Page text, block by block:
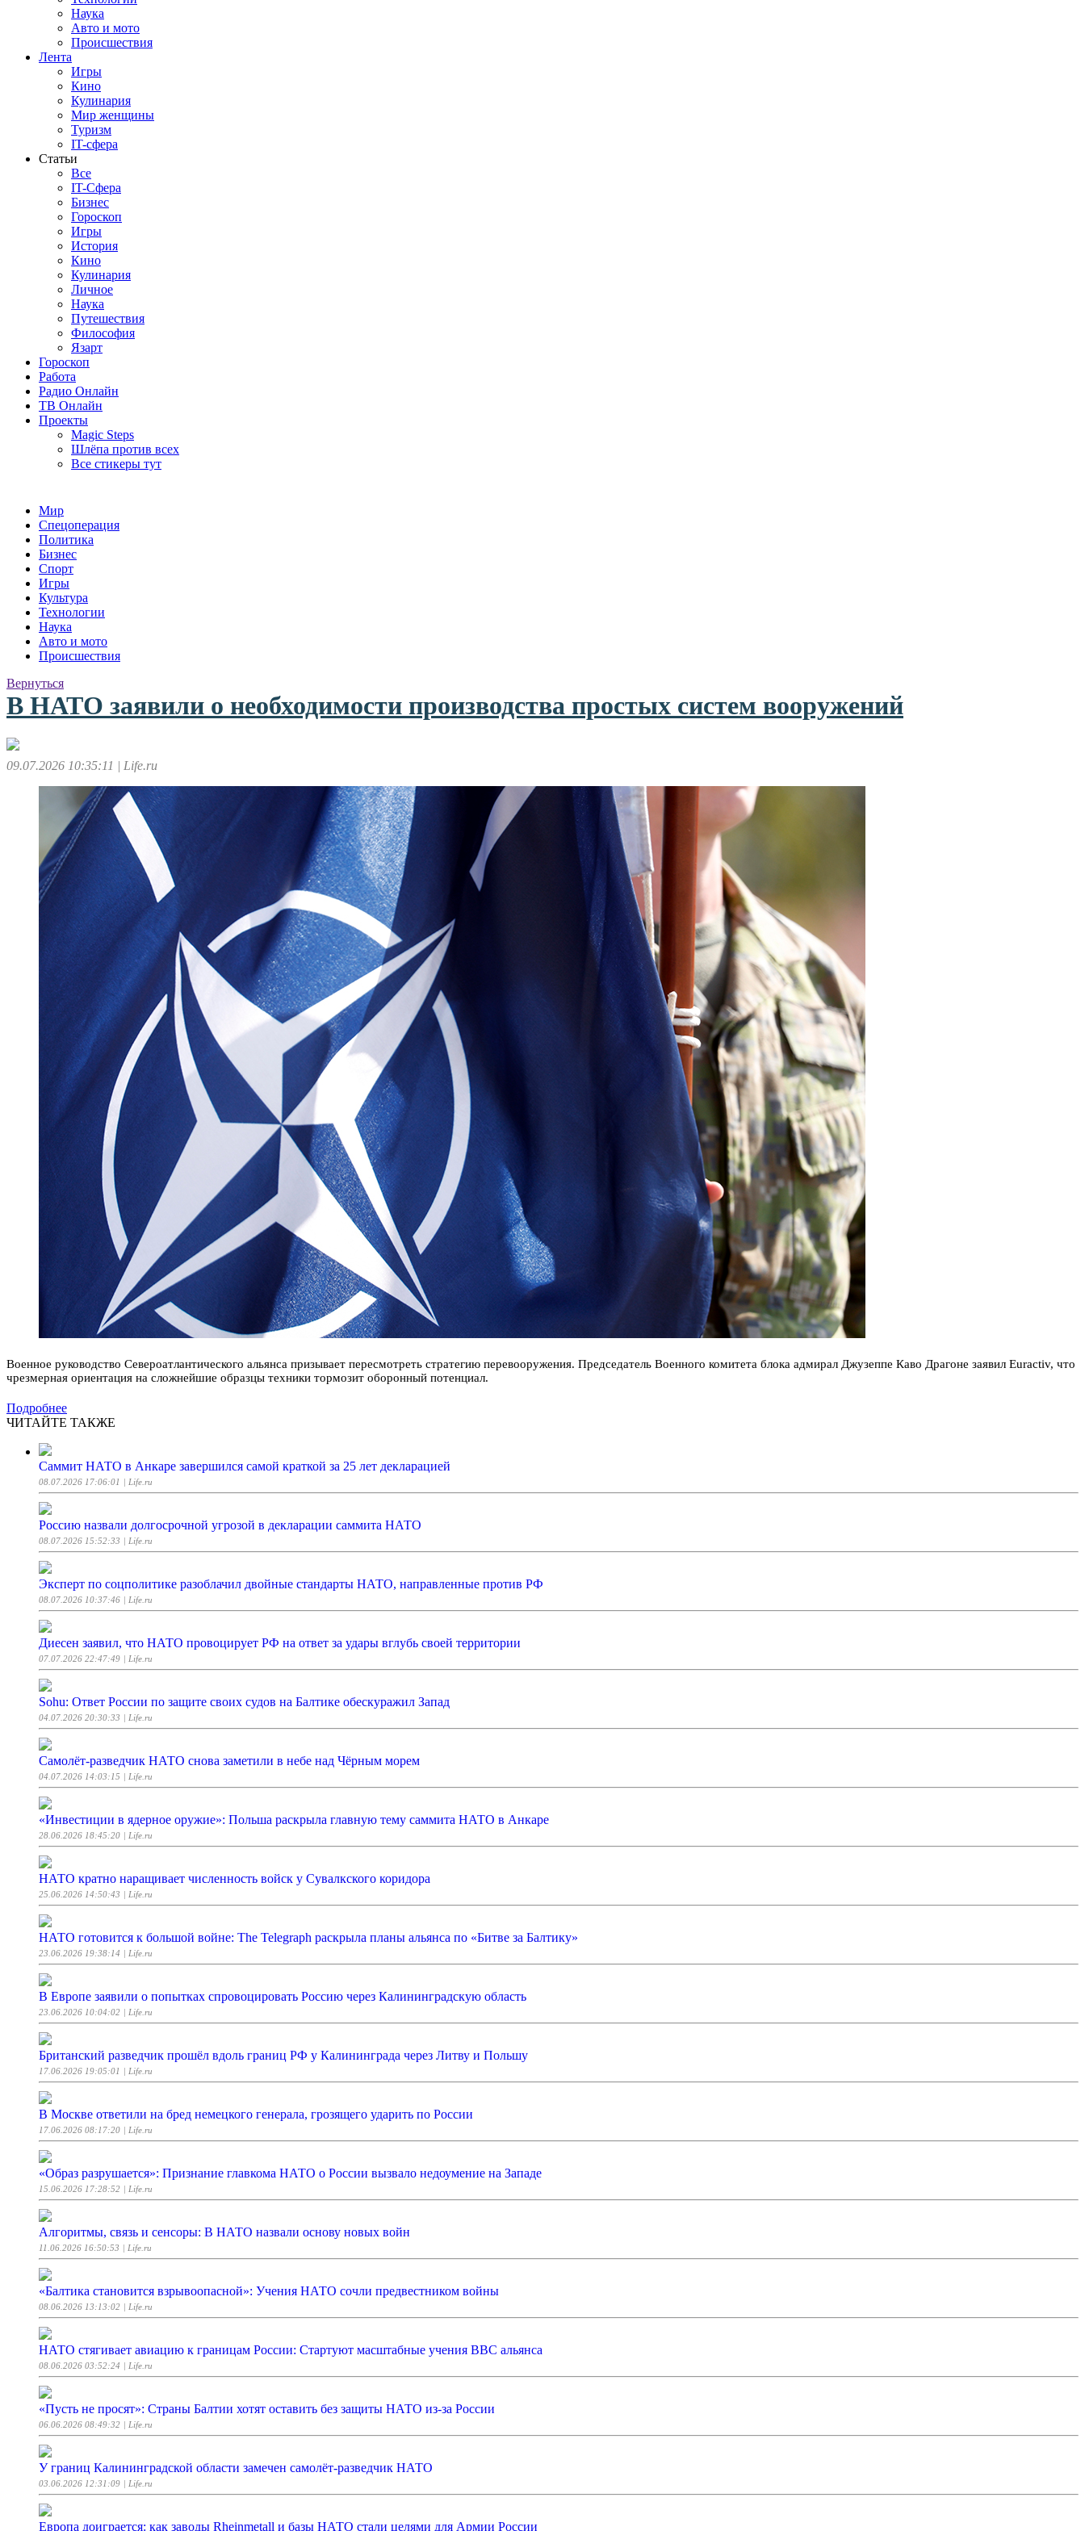
Наука
Авто и мото
Происшествия
Лента
Игры
Кино
Кулинария
Мир женщины
Туризм
IT-сфера
Статьи
Все
IT-Сфера
Бизнес
Гороскоп
Игры
История
Кино
Кулинария
Личное
Наука
Путешествия
Философия
Язарт
Гороскоп
Работа
Радио Онлайн
ТВ Онлайн
Проекты
Magic Steps
Шлёпа против всех
Все стикеры тут
Мир
Спецоперация
Политика
Бизнес
Спорт
Игры
Культура
Технологии
Наука
Авто и мото
Происшествия
Вернуться
В НАТО заявили о необходимости производства простых систем вооружений
09.07.2026 10:35:11 | Life.ru
Военное руководство Североатлантического альянса призывает пересмотреть стратегию перевооружения. Председатель Военного комитета блока адмирал Джузеппе Каво Драгоне заявил Euractiv, что
чрезмерная ориентация на сложнейшие образцы техники тормозит оборонный потенциал.
Подробнее
ЧИТАЙТЕ ТАКЖЕ
Саммит НАТО в Анкаре завершился самой краткой за 25 лет декларацией
08.07.2026 17:06:01 | Life.ru
Россию назвали долгосрочной угрозой в декларации саммита НАТО
08.07.2026 15:52:33 | Life.ru
Эксперт по соцполитике разоблачил двойные стандарты НАТО, направленные против РФ
08.07.2026 10:37:46 | Life.ru
Диесен заявил, что НАТО провоцирует РФ на ответ за удары вглубь своей территории
07.07.2026 22:47:49 | Life.ru
Sohu: Ответ России по защите своих судов на Балтике обескуражил Запад
04.07.2026 20:30:33 | Life.ru
Самолёт-разведчик НАТО снова заметили в небе над Чёрным морем
04.07.2026 14:03:15 | Life.ru
«Инвестиции в ядерное оружие»: Польша раскрыла главную тему саммита НАТО в Анкаре
28.06.2026 18:45:20 | Life.ru
НАТО кратно наращивает численность войск у Сувалкского коридора
25.06.2026 14:50:43 | Life.ru
НАТО готовится к большой войне: The Telegraph раскрыла планы альянса по «Битве за Балтику»
23.06.2026 19:38:14 | Life.ru
В Европе заявили о попытках спровоцировать Россию через Калининградскую область
23.06.2026 10:04:02 | Life.ru
Британский разведчик прошёл вдоль границ РФ у Калининграда через Литву и Польшу
17.06.2026 19:05:01 | Life.ru
В Москве ответили на бред немецкого генерала, грозящего ударить по России
17.06.2026 08:17:20 | Life.ru
«Образ разрушается»: Признание главкома НАТО о России вызвало недоумение на Западе
15.06.2026 17:28:52 | Life.ru
Алгоритмы, связь и сенсоры: В НАТО назвали основу новых войн
11.06.2026 16:50:53 | Life.ru
«Балтика становится взрывоопасной»: Учения НАТО сочли предвестником войны
08.06.2026 13:13:02 | Life.ru
НАТО стягивает авиацию к границам России: Стартуют масштабные учения ВВС альянса
08.06.2026 03:52:24 | Life.ru
«Пусть не просят»: Страны Балтии хотят оставить без защиты НАТО из-за России
06.06.2026 08:49:32 | Life.ru
У границ Калининградской области замечен самолёт-разведчик НАТО
03.06.2026 12:31:09 | Life.ru
Европа доиграется: как заводы Rheinmetall и базы НАТО стали целями для Армии России